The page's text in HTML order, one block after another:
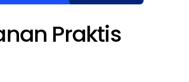
Praktis